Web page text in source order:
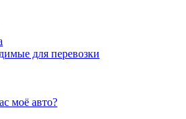
для перевозки
моё авто?